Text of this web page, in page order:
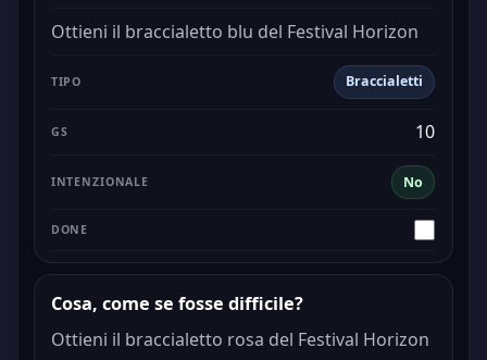
Ottieni il braccialetto blu del Festival Horizon
Braccialetti
No
10
Cosa, come se fosse difficile?
Ottieni il braccialetto rosa del Festival Horizon